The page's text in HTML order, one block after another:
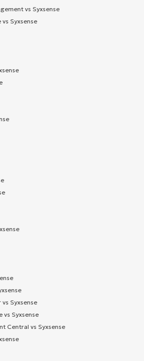
vs Syxsense
Syxsense
Syxsense
vs Syxsense
Central vs Syxsense